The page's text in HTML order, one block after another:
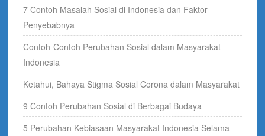
7 Contoh Masalah Sosial di Indonesia dan Faktor
Penyebabnya
Contoh-Contoh Perubahan Sosial dalam Masyarakat
Indonesia
Ketahui, Bahaya Stigma Sosial Corona dalam Masyarakat
9 Contoh Perubahan Sosial di Berbagai Budaya
5 Perubahan Kebiasaan Masyarakat Indonesia Selama